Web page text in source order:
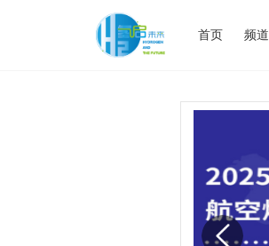
首页 频道